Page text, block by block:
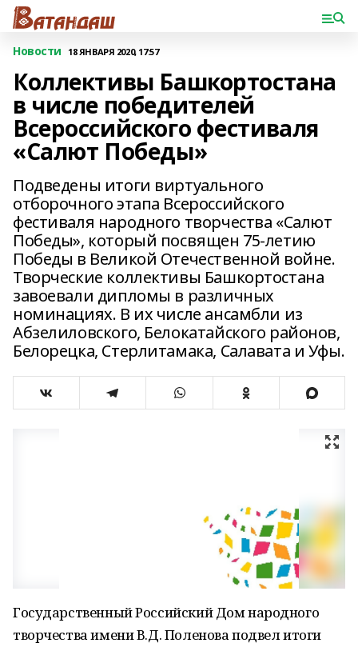
Новости 18 ЯНВАРЯ 2020, 17:57
Коллективы Башкортостана
в числе победителей
Всероссийского фестиваля
«Салют Победы»
Подведены итоги виртуального
отборочного этапа Всероссийского
фестиваля народного творчества «Салют
Победы», который посвящен 75-летию
Победы в Великой Отечественной войне.
Творческие коллективы Башкортостана
завоевали дипломы в различных
номинациях. В их числе ансамбли из
Абзелиловского, Белокатайского районов,
Белорецка, Стерлитамака, Салавата и Уфы.
Государственный Российский Дом народного
творчества имени В.Д. Поленова подвел итоги